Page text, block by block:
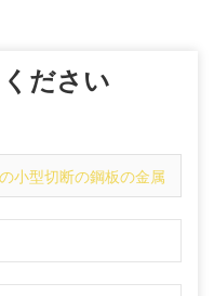
ださい
小型切断の鋼板の金属